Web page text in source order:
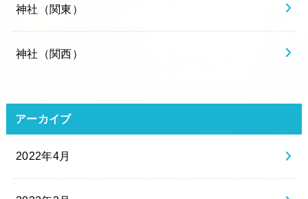
神社（関東）
神社（関西）
アーカイブ
2022年4月